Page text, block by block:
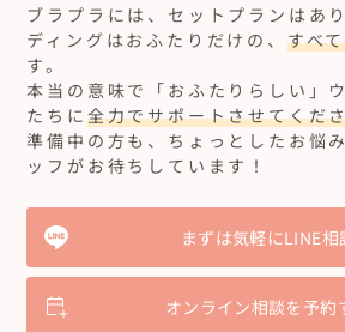
ブラプラには、セットプランはあ
ディングはおふたりだけの、 すべ
す。
本当の意味で「おふたりらしい」
たちに 全力でサポートさせてくだ
準備中の方も、ちょっとしたお悩
ッフがお待ちしています！
まずは気軽にLINE相
オンライン相談を予約